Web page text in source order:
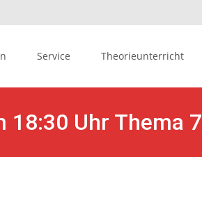
Service Theorieunterricht
18:30 Uhr Thema 7